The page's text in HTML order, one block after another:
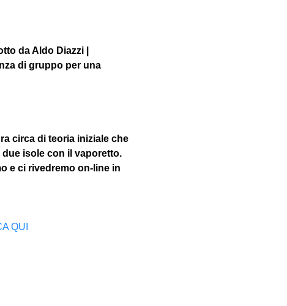
da Aldo Diazzi |
di gruppo per una
circa di teoria iniziale che
isole con il vaporetto.
e ci rivedremo on-line in
QUI